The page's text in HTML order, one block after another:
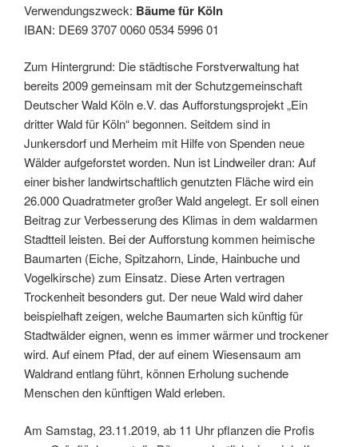
Verwendungszweck: Bäume für Köln
IBAN: DE69 3707 0060 0534 5996 01
Zum Hintergrund: Die städtische Forstverwaltung hat
bereits 2009 gemeinsam mit der Schutzgemeinschaft
Deutscher Wald Köln e.V. das Aufforstungsprojekt „Ein
dritter Wald für Köln“ begonnen. Seitdem sind in
Junkersdorf und Merheim mit Hilfe von Spenden neue
Wälder aufgeforstet worden. Nun ist Lindweiler dran: Auf
einer bisher landwirtschaftlich genutzten Fläche wird ein
26.000 Quadratmeter großer Wald angelegt. Er soll einen
Beitrag zur Verbesserung des Klimas in dem waldarmen
Stadtteil leisten. Bei der Aufforstung kommen heimische
Baumarten (Eiche, Spitzahorn, Linde, Hainbuche und
Vogelkirsche) zum Einsatz. Diese Arten vertragen
Trockenheit besonders gut. Der neue Wald wird daher
beispielhaft zeigen, welche Baumarten sich künftig für
Stadtwälder eignen, wenn es immer wärmer und trockener
wird. Auf einem Pfad, der auf einem Wiesensaum am
Waldrand entlang führt, können Erholung suchende
Menschen den künftigen Wald erleben.
Am Samstag, 23.11.2019, ab 11 Uhr pflanzen die Profis